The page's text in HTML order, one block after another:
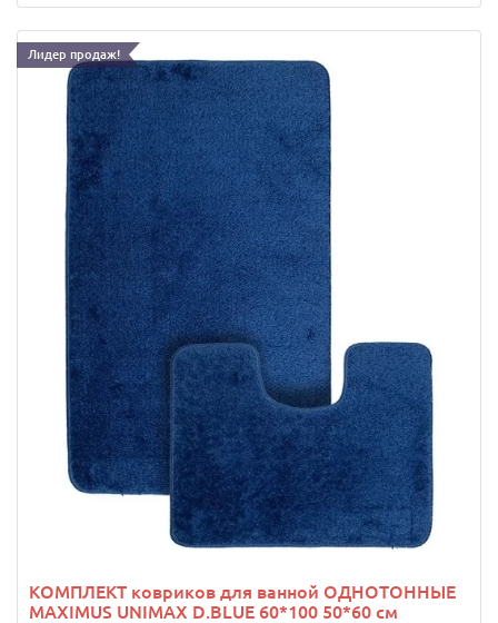
Лидер продаж!
КОМПЛЕКТ ковриков для ванной ОДНОТОННЫЕ
MAXIMUS UNIMAX D.BLUE 60*100 50*60 см